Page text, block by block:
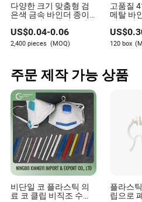
다양한 크기 맞춤형 검
은색 금속 바인더 종이
도브테일 클립 사무실
및 학교용
US$0.04-0.06
2,400 pieces (MOQ)
고품질
메탈 바
식 종이
개 한 박
US$
120 box
주문 제작 가능 상품
비단일 코 플라스틱 의
료 코 클립 비직조 수술
플라스
립으로